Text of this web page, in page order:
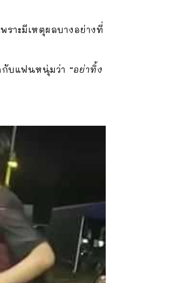
าะมีเหตุผลบางอย่างที่
กับแฟนหนุ่มว่า “อย่าทิ้ง